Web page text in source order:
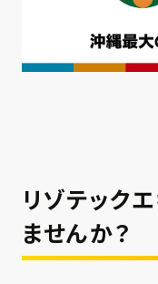
リゾテック
ませんか？